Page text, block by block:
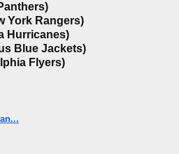
York Rangers)
Hurricanes)
Blue Jackets)
Flyers)